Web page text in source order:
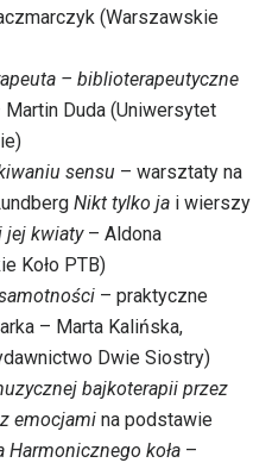
(Warszawskie
– biblioterapeutyczne
Martin Duda (Uniwersytet
sensu – warsztaty na
Nikt tylko ja i wierszy
jej kwiaty – Aldona
Koło PTB)
– praktyczne
– Marta Kalińska,
Dwie Siostry)
bajkoterapii przez
emocjami na podstawie
Harmonicznego koła –